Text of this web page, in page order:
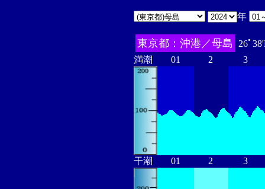
年
東京都：沖港／母島
26ﾟ
満潮
01 2 3
干潮 01 2 3